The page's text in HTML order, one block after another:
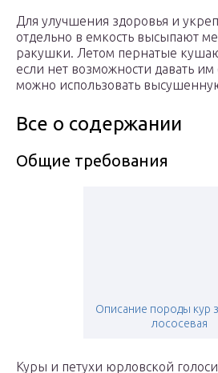
Для улучшения здоровья и
отдельно в емкость высыпают
ракушки. Летом пернатые
если нет возможности давать им
можно использовать
Все о содержании
Общие требования
Описание породы кур
лососевая
Куры и петухи юрловской